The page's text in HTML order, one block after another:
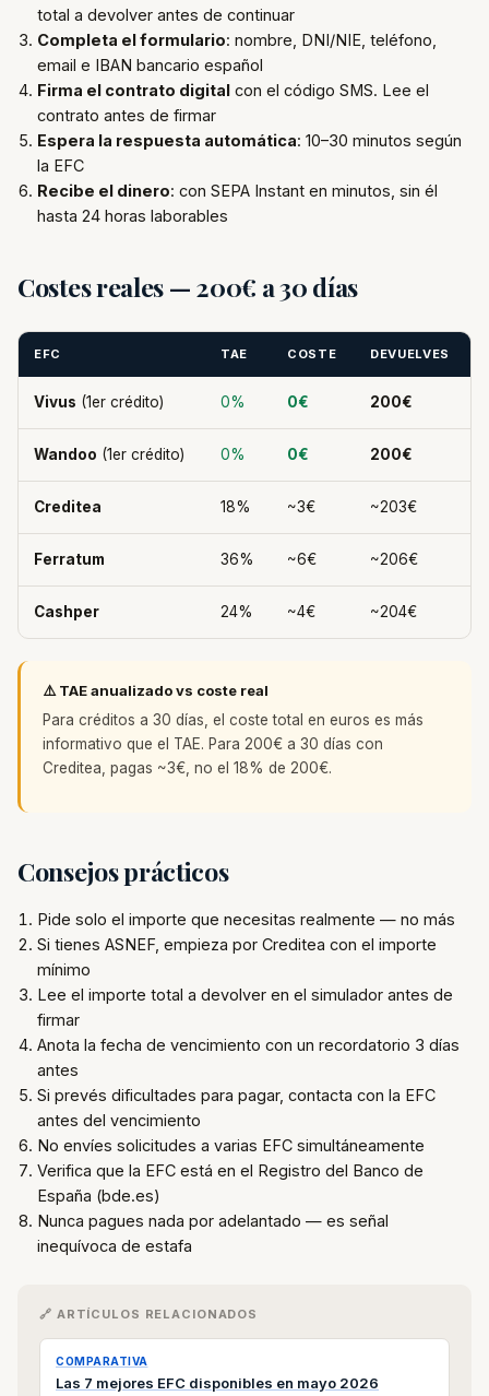
total a devolver antes de continuar
Completa el formulario: nombre, DNI/NIE, teléfono,
email e IBAN bancario español
Firma el contrato digital con el código SMS. Lee el
contrato antes de firmar
Espera la respuesta automática: 10–30 minutos según
la EFC
Recibe el dinero: con SEPA Instant en minutos, sin él
hasta 24 horas laborables
Costes reales — 200€ a 30 días
EFC TAE COSTE DEVUELVES
Vivus (1er crédito) 0% 0€ 200€
Wandoo (1er crédito) 0% 0€ 200€
Creditea 18% ~3€ ~203€
Ferratum 36% ~6€ ~206€
Cashper 24% ~4€ ~204€
⚠️ TAE anualizado vs coste real
Para créditos a 30 días, el coste total en euros es más
informativo que el TAE. Para 200€ a 30 días con
Creditea, pagas ~3€, no el 18% de 200€.
Consejos prácticos
Pide solo el importe que necesitas realmente — no más
Si tienes ASNEF, empieza por Creditea con el importe
mínimo
Lee el importe total a devolver en el simulador antes de
firmar
Anota la fecha de vencimiento con un recordatorio 3 días
antes
Si prevés dificultades para pagar, contacta con la EFC
antes del vencimiento
No envíes solicitudes a varias EFC simultáneamente
Verifica que la EFC está en el Registro del Banco de
España (bde.es)
Nunca pagues nada por adelantado — es señal
inequívoca de estafa
🔗 ARTÍCULOS RELACIONADOS
COMPARATIVA
Las 7 mejores EFC disponibles en mayo 2026